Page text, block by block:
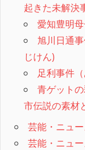
起きた未解決
愛知豊明
旭川日通
じけん)
足利事件
青ゲット
市伝説の素材
芸能・ニュ
芸能・ニュ